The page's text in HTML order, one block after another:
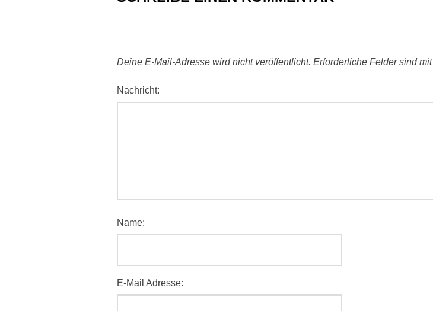
Deine E-Mail-Adresse wird nicht veröffentlicht. Erforderliche Felder sind mit
Nachricht:
Name:
E-Mail Adresse: